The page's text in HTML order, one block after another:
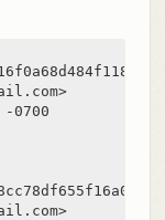
0700